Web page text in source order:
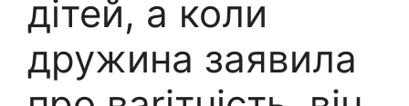
дітей, а коли
дружина заявила